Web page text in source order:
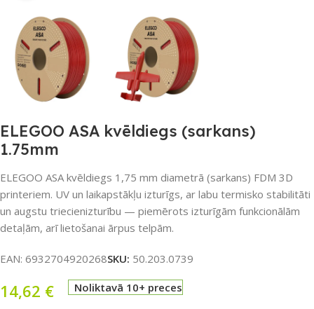
ELEGOO ASA kvēldiegs (sarkans)
1.75mm
ELEGOO ASA kvēldiegs 1,75 mm diametrā (sarkans) FDM 3D
printeriem. UV un laikapstākļu izturīgs, ar labu termisko stabilitāti
un augstu triecienizturību — piemērots izturīgām funkcionālām
detaļām, arī lietošanai ārpus telpām.
EAN: 6932704920268SKU: 50.203.0739
14,62 € Noliktavā 10+ preces